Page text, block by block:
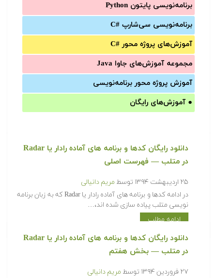
برنامه‌نویسی پایتون Python
برنامه‌‌نویسی سی‌شارپ C#‎
آموزش‌های پروژه محور #C
مجموعه آموزش‌های جاوا Java
آموزش‌ پروژه محور برنامه‌نویسی
● آموزش‌های رایگان
دانلود رایگان کدها و برنامه های آماده رادار یا Radar
در متلب‬‬ — فهرست اصلی
۲۵ اردیبهشت ۱۳۹۴ توسط مریم دانیالی
‫در ادامه کدها و برنامه های آماده رادار یا Radar که به زبان برنامه
نویسی متلب پیاده سازی شده اند،…
ادامه مطلب
دانلود رایگان کدها و برنامه های آماده رادار یا Radar
در متلب‬‬ — بخش هفتم
۲۷ فروردین ۱۳۹۴ توسط مریم دانیالی